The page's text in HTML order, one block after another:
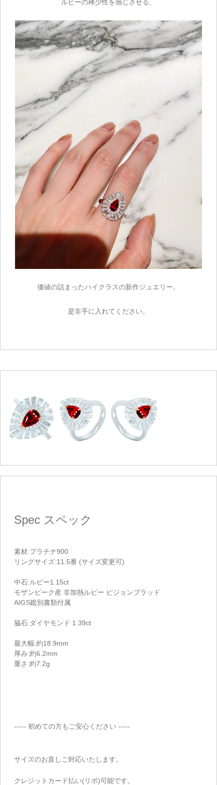
ルビーの稀少性を感じさせる、
価値の詰まったハイクラスの新作ジュエリー。
是非手に入れてください。
Spec スペック
素材:プラチナ900
リングサイズ:11.5番 (サイズ変更可)
中石:ルビー1.15ct
モザンビーク産 非加熱ルビー ピジョンブラッド
AIGS鑑別書類付属
脇石:ダイヤモンド 1.39ct
最大幅:約18.9mm
厚み:約6.2mm
重さ:約7.2g
----- 初めての方もご安心ください -----
サイズのお直しご対応いたします。
クレジットカード払い(リボ)可能です。
カートを見る
お買い物を続ける